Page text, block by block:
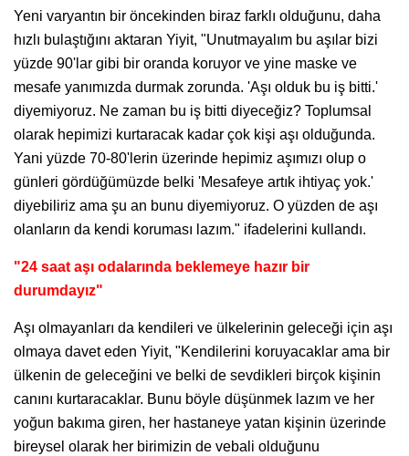
Yeni varyantın bir öncekinden biraz farklı olduğunu, daha
hızlı bulaştığını aktaran Yiyit, "Unutmayalım bu aşılar bizi
yüzde 90'lar gibi bir oranda koruyor ve yine maske ve
mesafe yanımızda durmak zorunda. 'Aşı olduk bu iş bitti.'
diyemiyoruz. Ne zaman bu iş bitti diyeceğiz? Toplumsal
olarak hepimizi kurtaracak kadar çok kişi aşı olduğunda.
Yani yüzde 70-80'lerin üzerinde hepimiz aşımızı olup o
günleri gördüğümüzde belki 'Mesafeye artık ihtiyaç yok.'
diyebiliriz ama şu an bunu diyemiyoruz. O yüzden de aşı
olanların da kendi koruması lazım." ifadelerini kullandı.
"24 saat aşı odalarında beklemeye hazır bir
durumdayız"
Aşı olmayanları da kendileri ve ülkelerinin geleceği için aşı
olmaya davet eden Yiyit, "Kendilerini koruyacaklar ama bir
ülkenin de geleceğini ve belki de sevdikleri birçok kişinin
canını kurtaracaklar. Bunu böyle düşünmek lazım ve her
yoğun bakıma giren, her hastaneye yatan kişinin üzerinde
bireysel olarak her birimizin de vebali olduğunu